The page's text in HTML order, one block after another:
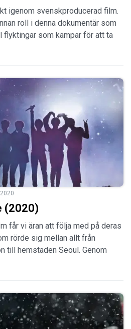
igenom svenskproducerad film.
roll i denna dokumentär som
flyktingar som kämpar för att ta
(2020)
får vi äran att följa med på deras
rörde sig mellan allt från
till hemstaden Seoul. Genom